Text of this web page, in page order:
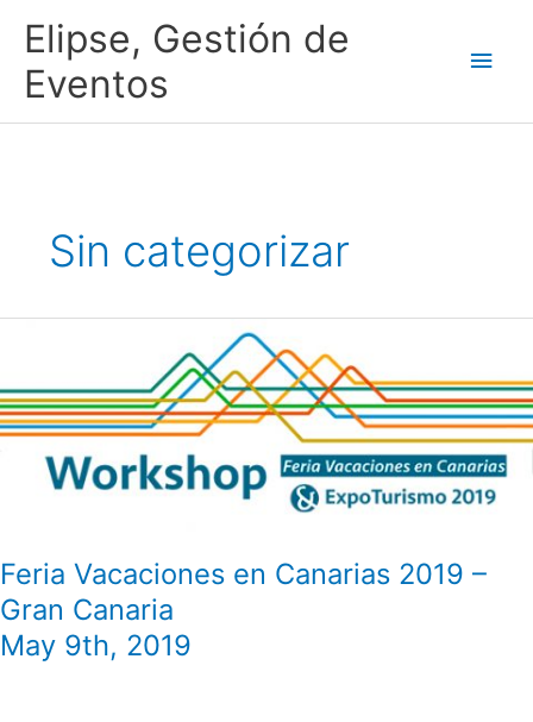
contenido
Elipse, Gestión de
Eventos
Sin categorizar
Feria Vacaciones en Canarias 2019 –
Gran Canaria
May 9th, 2019
en
Canarias
2019
Canaria